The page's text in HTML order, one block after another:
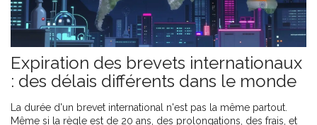
Expiration des brevets internationaux
: des délais différents dans le monde
La durée d'un brevet international n'est pas la même partout.
Même si la règle est de 20 ans, des prolongations, des frais, et